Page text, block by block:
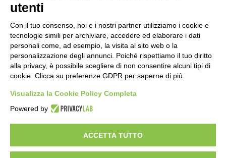
Milano Aiuta Estate, 1600 prestazioni di
assistenza attivate
2 giorni fa
Il potenziale invisibile: come la
curiosità guida l’evoluzione umana
2 giorni fa
Milano tra tradizione e mutamento: il
battito sottile di una metropoli in
evoluzione
utenti
Con il tuo consenso, noi e i nostri partner utilizziamo i cookie e
tecnologie simili per archiviare, accedere ed elaborare i dati
personali come, ad esempio, la visita al sito web o la
personalizzazione degli annunci. Poiché rispettiamo il tuo diritto
alla privacy, è possibile scegliere di non consentire alcuni tipi di
cookie. Clicca su preferenze GDPR per saperne di più.
Visualizza la Cookie Policy Completa
Powered by
ACCETTA TUTTO